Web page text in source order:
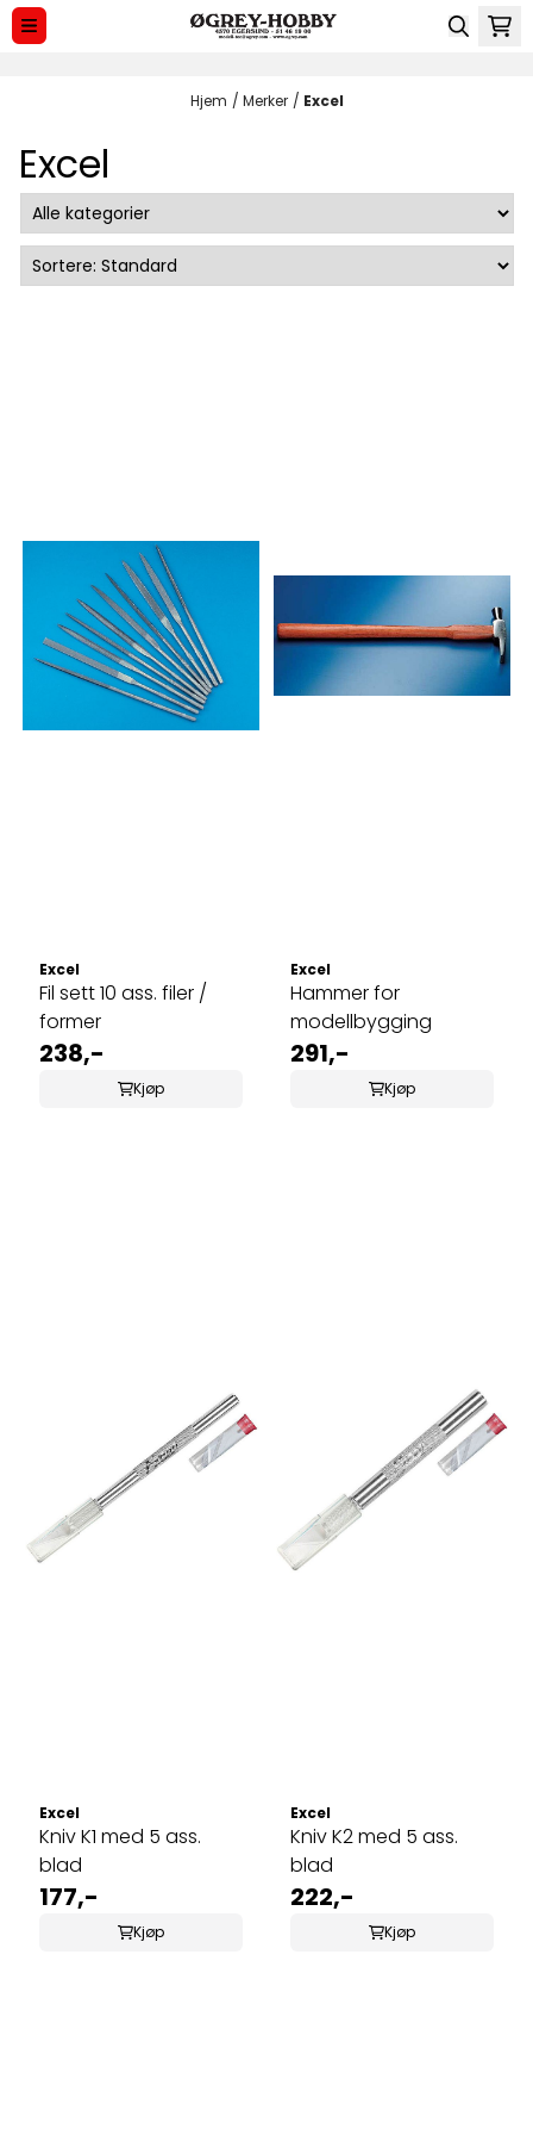
Hopp til innhold
Hjem / Merker / Excel
Excel
Excel
Fil sett 10 ass. filer /
former
238,-
Kjøp
Excel
Hammer for
modellbygging
291,-
Kjøp
Excel
Kniv K1 med 5 ass.
blad
177,-
Kjøp
Excel
Kniv K2 med 5 ass.
blad
222,-
Kjøp